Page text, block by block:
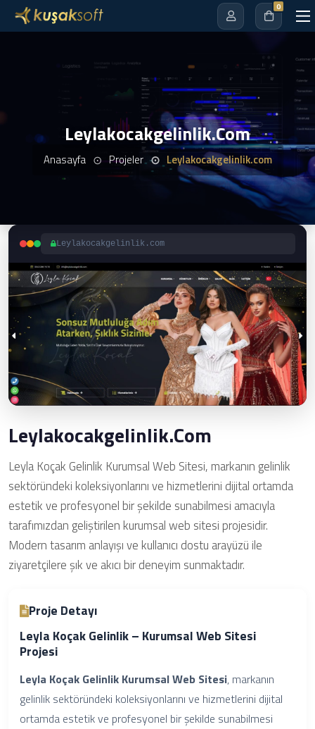
0
Leylakocakgelinlik.com
Anasayfa Projeler Leylakocakgelinlik.com
Leylakocakgelinlik.com
Leylakocakgelinlik.com
Leyla Koçak Gelinlik Kurumsal Web Sitesi, markanın gelinlik
sektöründeki koleksiyonlarını ve hizmetlerini dijital ortamda
estetik ve profesyonel bir şekilde sunabilmesi amacıyla
tarafımızdan geliştirilen kurumsal web sitesi projesidir.
Modern tasarım anlayışı ve kullanıcı dostu arayüzü ile
ziyaretçilere şık ve akıcı bir deneyim sunmaktadır.
Proje Detayı
Leyla Koçak Gelinlik – Kurumsal Web Sitesi
Projesi
Leyla Koçak Gelinlik Kurumsal Web Sitesi, markanın
gelinlik sektöründeki koleksiyonlarını ve hizmetlerini dijital
ortamda estetik ve profesyonel bir şekilde sunabilmesi